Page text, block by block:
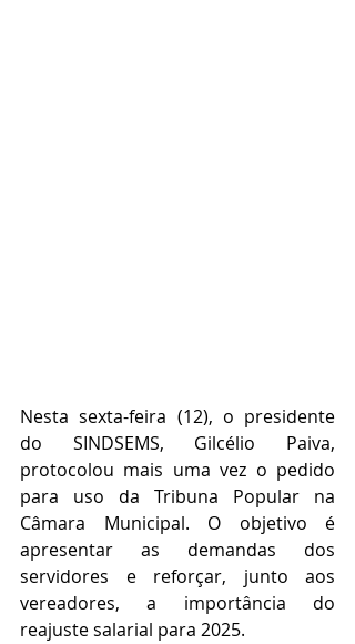
Nesta sexta-feira (12), o presidente
do SINDSEMS, Gilcélio Paiva,
protocolou mais uma vez o pedido
para uso da Tribuna Popular na
Câmara Municipal. O objetivo é
apresentar as demandas dos
servidores e reforçar, junto aos
vereadores, a importância do
reajuste salarial para 2025.